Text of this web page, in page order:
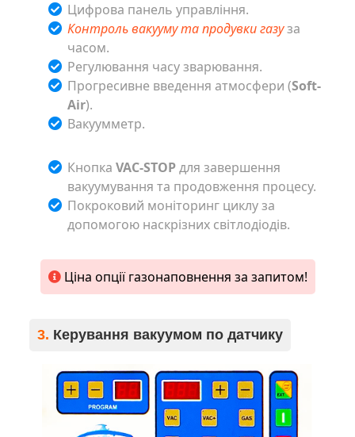
Цифрова панель управління.
Контроль вакууму та продувки газуза
часом.
Регулювання часу зварювання.
Прогресивне введення атмосфери (Soft-
Air).
Вакуумметр.
Кнопка VAC-STOPдля завершення
вакуумування та продовження процесу.
Покроковий моніторинг циклу за
допомогою наскрізних світлодіодів.
Ціна опції газонаповнення за запитом!
3. Керування вакуумом по датчику